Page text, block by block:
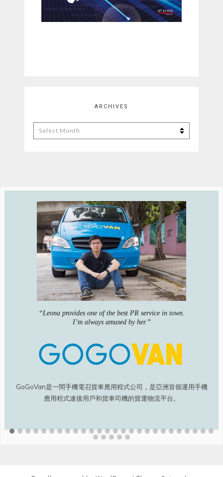
ARCHIVES
Archives
“Leona provides one of the best PR service in town.
I’m always amused by her.”
GoGoVan是一間手機電召貨車應用程式公司，是亞洲首個運用手機
應用程式連接用戶和貨車司機的貨運物流平台。